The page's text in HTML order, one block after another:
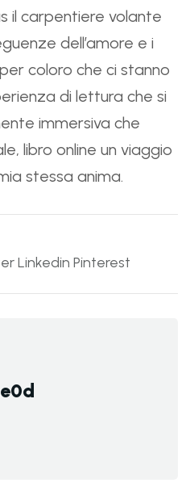
il carpentiere volante
dell’amore e i
coloro che ci stanno
di lettura che si
immersiva che
libro online un viaggio
stessa anima.
Linkedin Pinterest